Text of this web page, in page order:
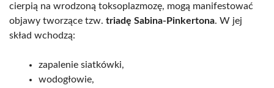
cierpią na wrodzoną toksoplazmozę, mogą manifestować
objawy tworzące tzw. triadę Sabina-Pinkertona. W jej
skład wchodzą:
zapalenie siatkówki,
wodogłowie,